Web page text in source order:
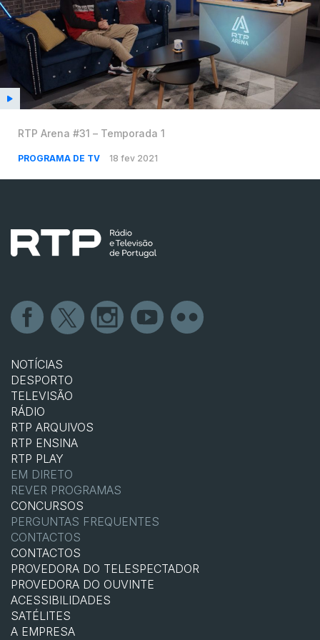
RTP Arena #31 – Temporada 1
PROGRAMA DE TV 18 fev 2021
NOTÍCIAS
DESPORTO
TELEVISÃO
RÁDIO
RTP ARQUIVOS
RTP ENSINA
RTP PLAY
EM DIRETO
REVER PROGRAMAS
CONCURSOS
PERGUNTAS FREQUENTES
CONTACTOS
CONTACTOS
PROVEDORA DO TELESPECTADOR
PROVEDORA DO OUVINTE
ACESSIBILIDADES
SATÉLITES
A EMPRESA